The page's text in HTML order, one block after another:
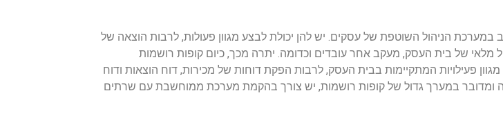
הניהול השוטפת של עסקים. יש להן יכולת לבצע מגוון פעולות, לרבות הוצאה של
מלאי של בית העסק, מעקב אחר עובדים וכדומה. יתרה מכך, כיום קופות רושמות
פעילויות המתקיימות בבית העסק, לרבות הפקת דוחות של מכירות, דוח הוצאות ודוח
ומדובר במערך גדול של קופות רושמות, יש צורך בהקמת מערכת ממוחשבת עם שרתים